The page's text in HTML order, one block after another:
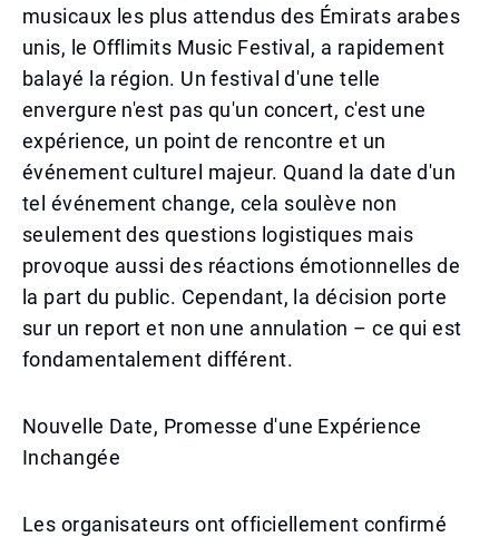
musicaux les plus attendus des Émirats arabes
unis, le Offlimits Music Festival, a rapidement
balayé la région. Un festival d'une telle
envergure n'est pas qu'un concert, c'est une
expérience, un point de rencontre et un
événement culturel majeur. Quand la date d'un
tel événement change, cela soulève non
seulement des questions logistiques mais
provoque aussi des réactions émotionnelles de
la part du public. Cependant, la décision porte
sur un report et non une annulation – ce qui est
fondamentalement différent.
Nouvelle Date, Promesse d'une Expérience
Inchangée
Les organisateurs ont officiellement confirmé